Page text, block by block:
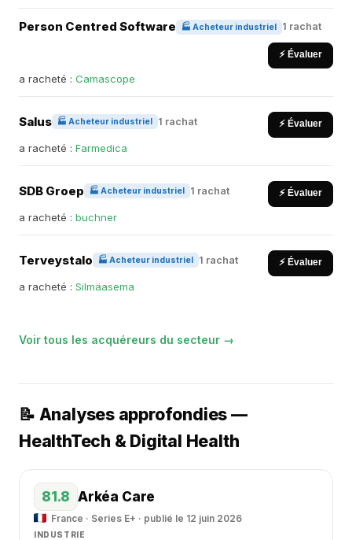
Person Centred Software 🏭 Acheteur industriel 1 rachat
⚡ Évaluer
a racheté : Camascope
Salus 🏭 Acheteur industriel 1 rachat ⚡ Évaluer
a racheté : Farmedica
SDB Groep 🏭 Acheteur industriel 1 rachat ⚡ Évaluer
a racheté : buchner
Terveystalo 🏭 Acheteur industriel 1 rachat ⚡ Évaluer
a racheté : Silmäasema
Voir tous les acquéreurs du secteur →
📝 Analyses approfondies —
HealthTech & Digital Health
81.8 Arkéa Care
France · Series E+ · publié le 12 juin 2026
INDUSTRIE